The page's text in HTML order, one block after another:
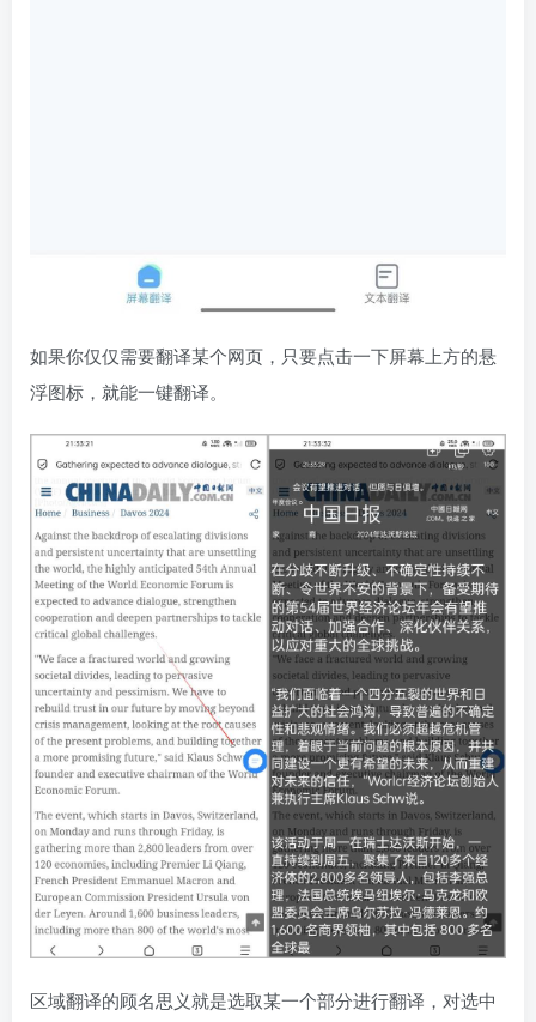
如果你仅仅需要翻译某个网页，只要点击一下屏幕上方的悬
浮图标，就能一键翻译。
区域翻译的顾名思义就是选取某一个部分进行翻译，对选中